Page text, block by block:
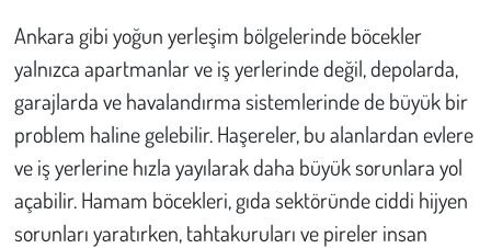
Ankara gibi yoğun yerleşim bölgelerinde böcekler
yalnızca apartmanlar ve iş yerlerinde değil, depolarda,
garajlarda ve havalandırma sistemlerinde de büyük bir
problem haline gelebilir. Haşereler, bu alanlardan evlere
ve iş yerlerine hızla yayılarak daha büyük sorunlara yol
açabilir. Hamam böcekleri, gıda sektöründe ciddi hijyen
sorunları yaratırken, tahtakuruları ve pireler insan